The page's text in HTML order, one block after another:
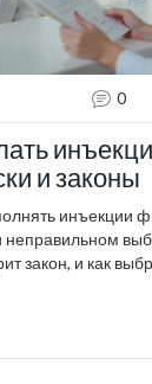
0
и законы
инъекции
неправильном
закон, и как